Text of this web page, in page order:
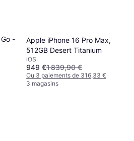
-
Apple iPhone 16 Pro Max,
512GB Desert Titanium
iOS
949 €1 839,90 €
Ou 3 paiements de 316,33 €
3 magasins